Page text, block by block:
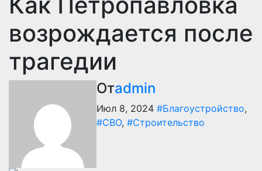
возрождается после
трагедии
Отadmin
Июл 8, 2024 #Благоустройство,
#СВО, #Строительство